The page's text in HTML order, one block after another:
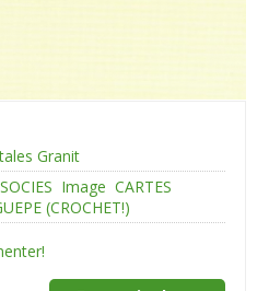
Granit
Image CARTES
(CROCHET!)